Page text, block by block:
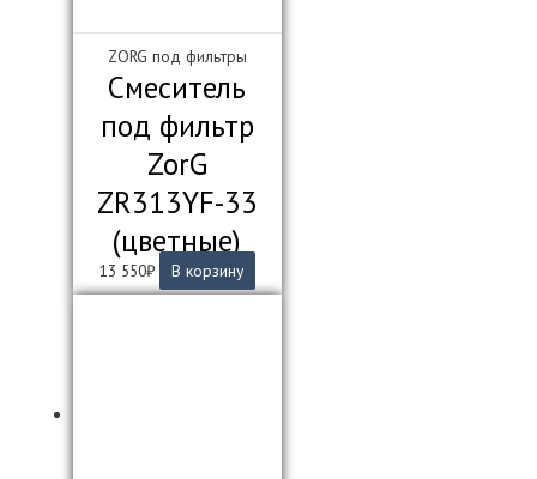
ZORG под фильтры
Смеситель
под фильтр
ZorG
ZR313YF-33
(цветные)
13 550₽ В корзину